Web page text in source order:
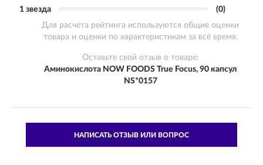
1 звезда
(0)
Для расчета рейтинга используются общие оценки
товара и оценки по характеристикам за всё время.
Оставьте свой отзыв о товаре:
Аминокислота NOW FOODS True Focus, 90 капсул
NS*0157
НАПИСАТЬ ОТЗЫВ ИЛИ ВОПРОС